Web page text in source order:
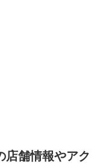
店舗情報やアク